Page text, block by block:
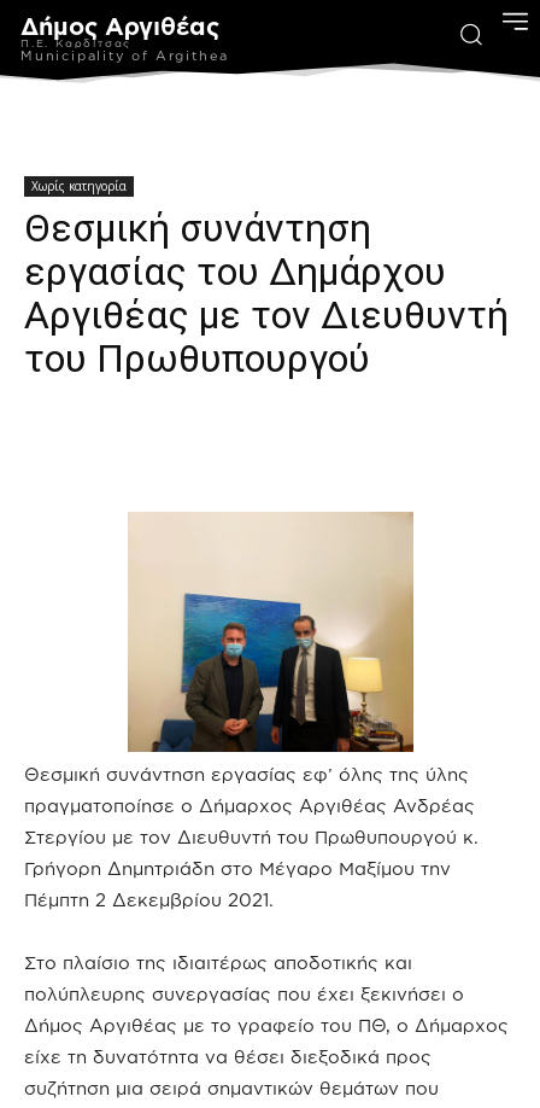
Δήμος Αργιθέας
Π.Ε. Καρδίτσας
Municipality of Argithea
Χωρίς κατηγορία
Θεσμική συνάντηση
εργασίας του Δημάρχου
Αργιθέας με τον Διευθυντή
του Πρωθυπουργού
Θεσμική συνάντηση εργασίας εφ’ όλης της ύλης
πραγματοποίησε ο Δήμαρχος Αργιθέας Ανδρέας
Στεργίου με τον Διευθυντή του Πρωθυπουργού κ.
Γρήγορη Δημητριάδη στο Μέγαρο Μαξίμου την
Πέμπτη 2 Δεκεμβρίου 2021.
Στο πλαίσιο της ιδιαιτέρως αποδοτικής και
πολύπλευρης συνεργασίας που έχει ξεκινήσει ο
Δήμος Αργιθέας με το γραφείο του ΠΘ, ο Δήμαρχος
είχε τη δυνατότητα να θέσει διεξοδικά προς
συζήτηση μια σειρά σημαντικών θεμάτων που